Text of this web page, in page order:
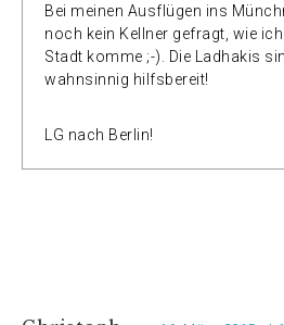
Bei meinen Ausflügen ins
noch kein Kellner gefragt, wie
Stadt komme ;-). Die Ladhakis
wahnsinnig hilfsbereit!
LG nach Berlin!